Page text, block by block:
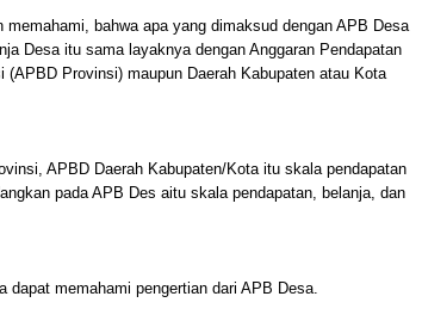
memahami, bahwa apa yang dimaksud dengan APB Desa
Desa itu sama layaknya dengan Anggaran Pendapatan
(APBD Provinsi) maupun Daerah Kabupaten atau Kota
APBD Daerah Kabupaten/Kota itu skala pendapatan
pada APB Des aitu skala pendapatan, belanja, dan
dapat memahami pengertian dari APB Desa.